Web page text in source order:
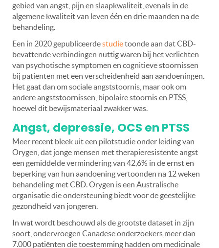
gebied van angst, pijn en slaapkwaliteit, evenals in de
algemene kwaliteit van leven één en drie maanden na de
behandeling.
Een in 2020 gepubliceerdestudietoonde aan dat CBD-
bevattende verbindingen nuttig waren bij het verlichten
van psychotische symptomen en cognitieve stoornissen
bij patiënten met een verscheidenheid aan aandoeningen.
Het gaat dan om sociale angststoornis, maar ook om
andere angststoornissen, bipolaire stoornis en PTSS,
hoewel dit bewijsmateriaal zwakker was.
Angst, depressie, OCS en PTSS
Meer recent bleek uit een pilotstudie onder leiding van
Orygen, dat jonge mensen met therapieresistente angst
een gemiddelde vermindering van 42,6% in de ernst en
beperking van hun aandoening vertoonden na 12 weken
behandeling met CBD. Orygen is een Australische
organisatie die ondersteuning biedt voor de geestelijke
gezondheid van jongeren.
In wat wordt beschouwd als de grootste dataset in zijn
soort, ondervroegen Canadese onderzoekers meer dan
7.000 patiënten die toestemming hadden om medicinale